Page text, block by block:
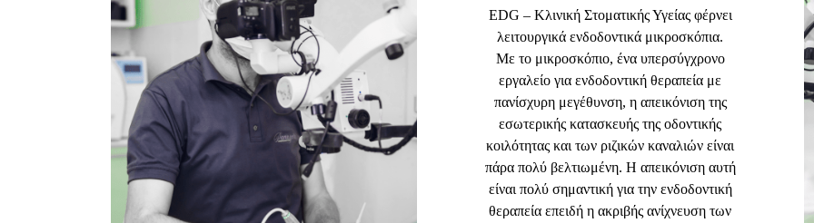
EDG – Κλινική Στοματικής Υγείας φέρνει
λειτουργικά ενδοδοντικά μικροσκόπια.
Με το μικροσκόπιο, ένα υπερσύγχρονο
εργαλείο για ενδοδοντική θεραπεία με
πανίσχυρη μεγέθυνση, η απεικόνιση της
εσωτερικής κατασκευής της οδοντικής
κοιλότητας και των ριζικών καναλιών είναι
πάρα πολύ βελτιωμένη. Η απεικόνιση αυτή
είναι πολύ σημαντική για την ενδοδοντική
θεραπεία επειδή η ακριβής ανίχνευση των